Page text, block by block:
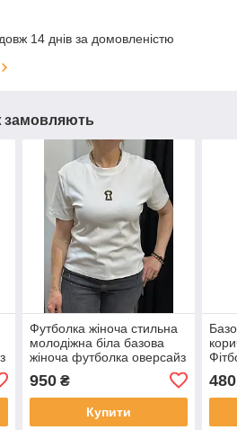
14 днів за домовленістю
замовляють
Футболка жіноча стильна
молодіжна біла базова
жіноча футболка оверсайз
950₴
Купити
480